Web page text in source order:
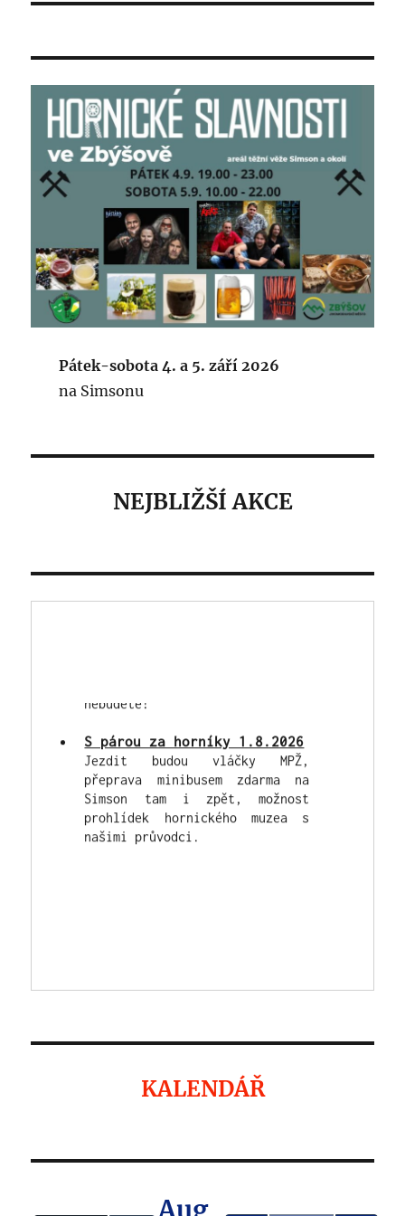
Pátek-sobota 4. a 5. září 2026
na Simsonu
NEJBLIŽŠÍ AKCE
Tradiční zbýšovská celodenní
S párou za horníky 1.8.2026
přeprava minibusem zdarma na
Simson tam i zpět, možnost
prohlídek hornického muzea s
našimi průvodci.
KALENDÁŘ